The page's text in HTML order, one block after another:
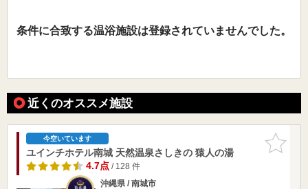
条件に合致する温浴施設は登録されていませんでした。
近くのオススメ施設
お気に入
りに追加
今空いています
ユインチホテル南城 天然温泉さしきの 猿人の湯
4.7点/ 128 件
沖縄県 / 南城市